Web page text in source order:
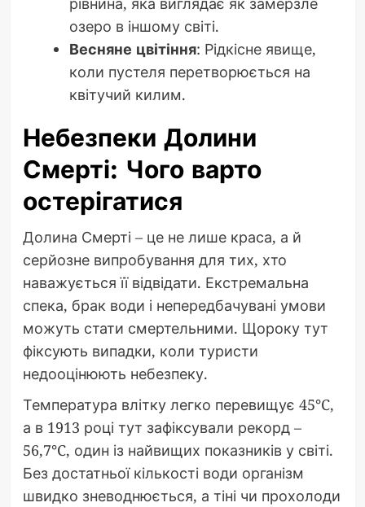
озеро в іншому світі.
Весняне цвітіння: Рідкісне явище,
коли пустеля перетворюється на
квітучий килим.
Небезпеки Долини
Смерті: Чого варто
остерігатися
Долина Смерті – це не лише краса, а й
серйозне випробування для тих, хто
наважується її відвідати. Екстремальна
спека, брак води і непередбачувані умови
можуть стати смертельними. Щороку тут
фіксують випадки, коли туристи
недооцінюють небезпеку.
Температура влітку легко перевищує 45°C,
а в 1913 році тут зафіксували рекорд –
56,7°C, один із найвищих показників у світі.
Без достатньої кількості води організм
швидко зневоднюється, а тіні чи прохолоди